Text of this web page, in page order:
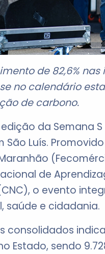
de 82,6%
no calendário
de carbono.
da Semana
São Luís.
de
o evento
saúde e cidadania.
consolidados
Estado, sendo